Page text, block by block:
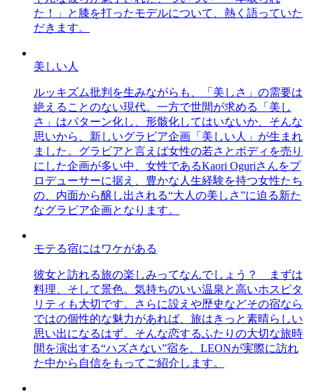
た！」と膝を打ったモデルについて、熱く語っていた
だきます。
美しい人
ルッキズム批判を生みながらも、「美しさ」の需要は
絶えることのない現代。一方で世間が求める「美し
さ」はパターン化し、形骸化してはいないか、そんな
思いから、新しいグラビア企画「美しい人」が生まれ
ました。グラビアと言えば女性の若さとボディを売り
にした企画が多い中、女性であるKaori Oguriさんをプ
ロデューサーに据え、豊かな人生経験を持つ女性たち
の、内面から醸し出される“大人の美しさ”に迫る新た
なグラビア企画となります。
モテる宿にはワケがある
彼女と訪れる旅の楽しみってなんでしょう？ まずは
料理、そして景色。気持ちのいい温泉と高いホスピタ
リティも大切です。さらに設えや歴史などその宿なら
ではの個性的な魅力があれば、旅はきっと素晴らしい
思い出になるはず。そんな恋するふたりの大切な旅時
間を演出する“ハズさない”宿を、LEONが実際に訪れ
た中から自信をもってご紹介します。